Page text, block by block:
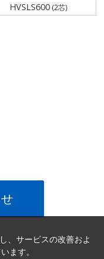
HVSLS600 (2芯)
、サービスの改善およ
ます。